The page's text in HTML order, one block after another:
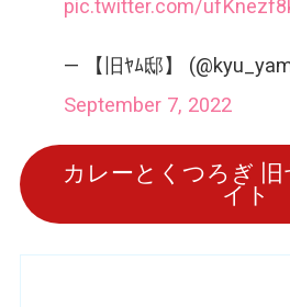
pic.twitter.com/
— 【旧ﾔﾑ邸】
September 7, 2022
カレーとくつろぎ 旧
イト